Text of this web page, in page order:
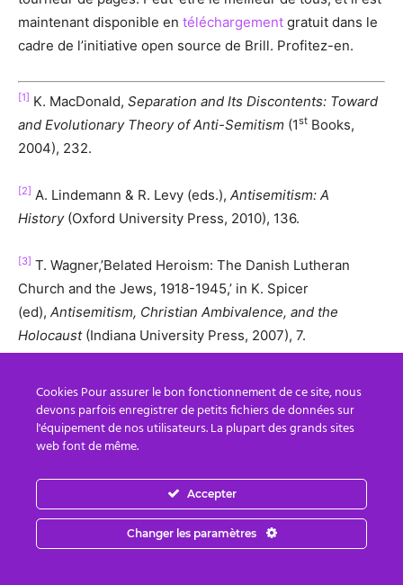
maintenant disponible en téléchargement gratuit dans le
cadre de l’initiative open source de Brill. Profitez-en.
[1] K. MacDonald, Separation and Its Discontents: Toward
and Evolutionary Theory of Anti-Semitism (1st Books,
2004), 232.
[2] A. Lindemann & R. Levy (eds.), Antisemitism: A
History(Oxford University Press, 2010), 136.
[3] T. Wagner,’Belated Heroism: The Danish Lutheran
Church and the Jews, 1918-1945,’ in K. Spicer
(ed), Antisemitism, Christian Ambivalence, and the
Holocaust(Indiana University Press, 2007), 7.
Source:https://www.theoccidentalobserver.net/2017/12/2
7/review-the-jesuit-order-as-a-synagogue-of-jews-
part-two/
Avis de non-responsabilité : Chez Préparez-Vous au
Changement (PFC), nous vous apportons de l’information que
Cookies Pour assurer le bon fonctionnement de ce site, nous
devons parfois enregistrer de petits fichiers de données sur
l'équipement de nos utilisateurs. La plupart des grands sites
web font de même.
Accepter
Changer les paramètres